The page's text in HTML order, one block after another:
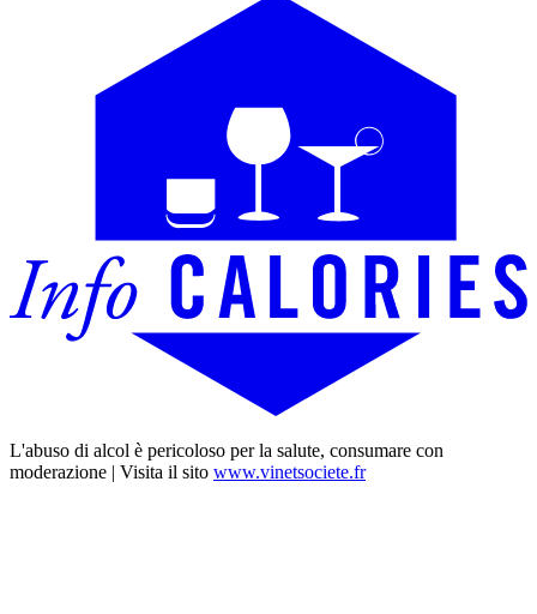
L'abuso di alcol è pericoloso per la salute, consumare con
moderazione | Visita il sito www.vinetsociete.fr